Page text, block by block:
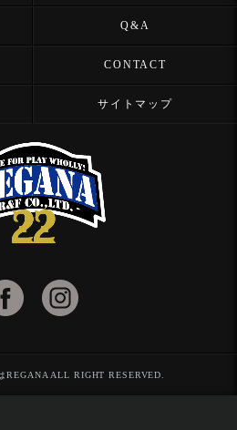
Q&A
CONTACT
サイトマップ
REGANA ALL RIGHT RESERVED.